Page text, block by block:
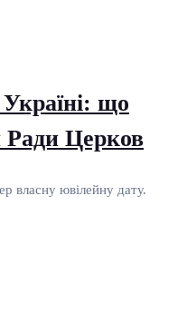
Україні: що
Ради Церков
власну ювілейну дату.